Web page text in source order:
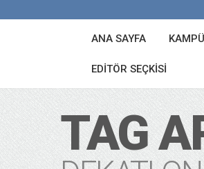
ANA SAYFA
EDITÖR SEÇKISI
TAG